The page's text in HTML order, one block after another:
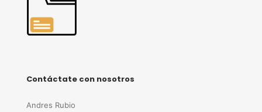
Contáctate con nosotros
Andres Rubio